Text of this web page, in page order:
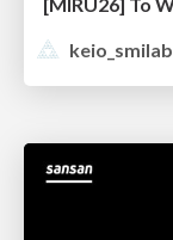
keio_smilab